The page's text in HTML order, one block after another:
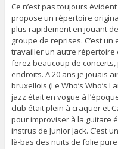
Ce n’est pas toujours
propose un répertoire
plus rapidement en jouant
groupe de reprises. C’est
travailler un autre répertoire
ferez beaucoup de
endroits. A 20 ans je jouais
bruxellois (Le Who’s Who’s
jazz était en vogue à
club était plein à craquer et
pour improviser à la guitare
instrus de Junior Jack. C’est
là-bas des nuits de folie pure